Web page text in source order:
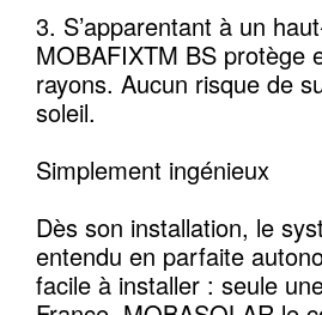
3. S’apparentant à un
MOBAFIXTM BS protège
rayons. Aucun risque de
soleil.
Simplement ingénieux
Dès son installation, le
entendu en parfaite
facile à installer : seule